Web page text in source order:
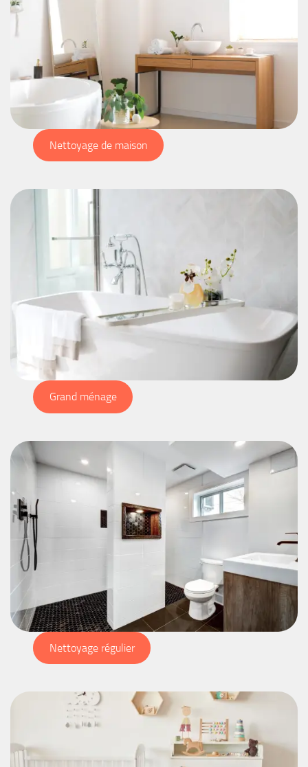
Nettoyage de maison
Grand ménage
Nettoyage régulier